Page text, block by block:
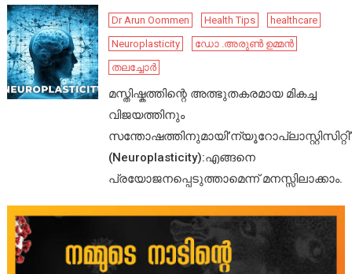
Dr Arun Oommen Health Tips
healthcare
Neuroplasticity
ഡോ .അരുൺ ഉമ്മൻ
തലച്ചോർ
മസ്തിഷ്കത്തിന്റെ അത്ഭുതകരമായ മികച്ച
വിജയത്തിനും
സന്തോഷത്തിനുമായി’ന്യൂറോപ്ലാസ്റ്റിസിറ്റി’
(Neuroplasticity):എങ്ങനെ
പ്രയോജനപ്പെടുത്താമെന്ന് മനസ്സിലാക്കാം.